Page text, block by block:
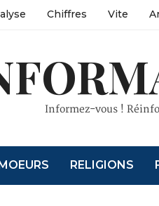
Chiffres Vite
Informez-vous !
RELIGIONS